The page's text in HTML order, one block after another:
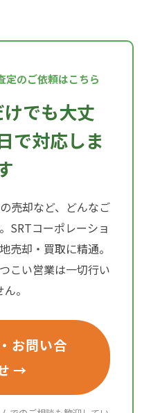
のご依頼はこちら
でも大丈
で対応しま
売却など、どんなご
SRTコーポレーショ
売却・買取に精通。
こい営業は一切行い
。
お問い合
→